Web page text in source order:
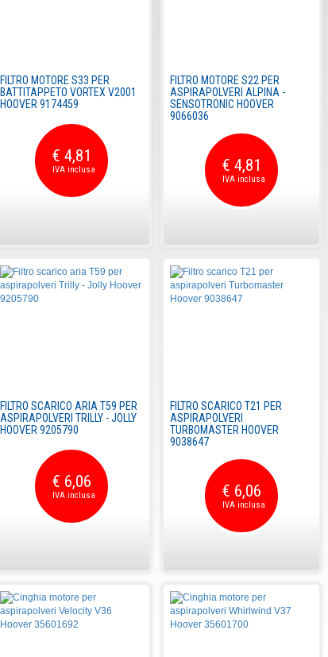
FILTRO MOTORE S33 PER
BATTITAPPETO VORTEX V2001
HOOVER 9174459
€ 4,81
FILTRO MOTORE S22 PER
ASPIRAPOLVERI ALPINA -
SENSOTRONIC HOOVER
9066036
€ 4,81
FILTRO SCARICO ARIA T59 PER
ASPIRAPOLVERI TRILLY - JOLLY
HOOVER 9205790
€ 6,06
FILTRO SCARICO T21 PER
ASPIRAPOLVERI
TURBOMASTER HOOVER
9038647
€ 6,06